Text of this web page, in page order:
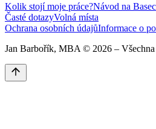
Kolik stojí moje práce?Návod na
Časté dotazyVolná místa
Ochrana osobních údajůInformace o
Jan Barbořík, MBA © 2026 –